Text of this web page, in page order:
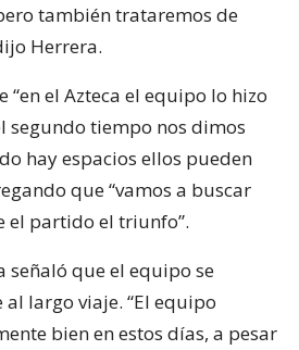
también trataremos de
Herrera.
“en el Azteca el equipo lo hizo
segundo tiempo nos dimos
hay espacios ellos pueden
que “vamos a buscar
el partido el triunfo”.
señaló que el equipo se
largo viaje. “El equipo
bien en estos días, a pesar